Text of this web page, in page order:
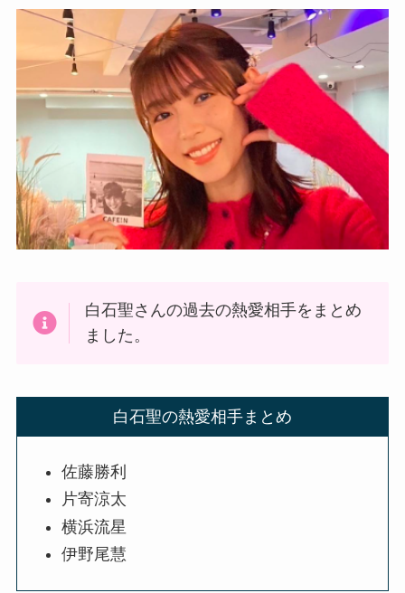
白石聖さんの過去の熱愛相手をまとめ
ました。
白石聖の熱愛相手まとめ
佐藤勝利
片寄涼太
横浜流星
伊野尾慧